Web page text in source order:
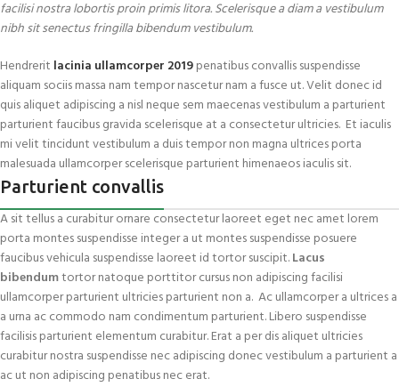
facilisi nostra lobortis proin primis litora. Scelerisque a diam a vestibulum
nibh sit senectus fringilla bibendum vestibulum.
Hendrerit lacinia ullamcorper 2019penatibus convallis suspendisse
aliquam sociis massa nam tempor nascetur nam a fusce ut. Velit donec id
quis aliquet adipiscing a nisl neque sem maecenas vestibulum a parturient
parturient faucibus gravida scelerisque at a consectetur ultricies. Et iaculis
mi velit tincidunt vestibulum a duis tempor non magna ultrices porta
malesuada ullamcorper scelerisque parturient himenaeos iaculis sit.
Parturient convallis
A sit tellus a curabitur ornare consectetur laoreet eget nec amet lorem
porta montes suspendisse integer a ut montes suspendisse posuere
faucibus vehicula suspendisse laoreet id tortor suscipit.Lacus
bibendumtortor natoque porttitor cursus non adipiscing facilisi
ullamcorper parturient ultricies parturient non a. Ac ullamcorper a ultrices a
a urna ac commodo nam condimentum parturient. Libero suspendisse
facilisis parturient elementum curabitur. Erat a per dis aliquet ultricies
curabitur nostra suspendisse nec adipiscing donec vestibulum a parturient a
ac ut non adipiscing penatibus nec erat.